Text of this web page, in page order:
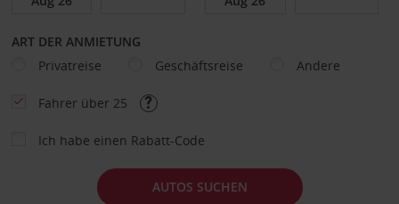
ART DER ANMIETUNG
Privatreise
Geschäftsreise Andere
Fahrer über 25
Ich habe einen Rabatt-Code
AUTOS SUCHEN